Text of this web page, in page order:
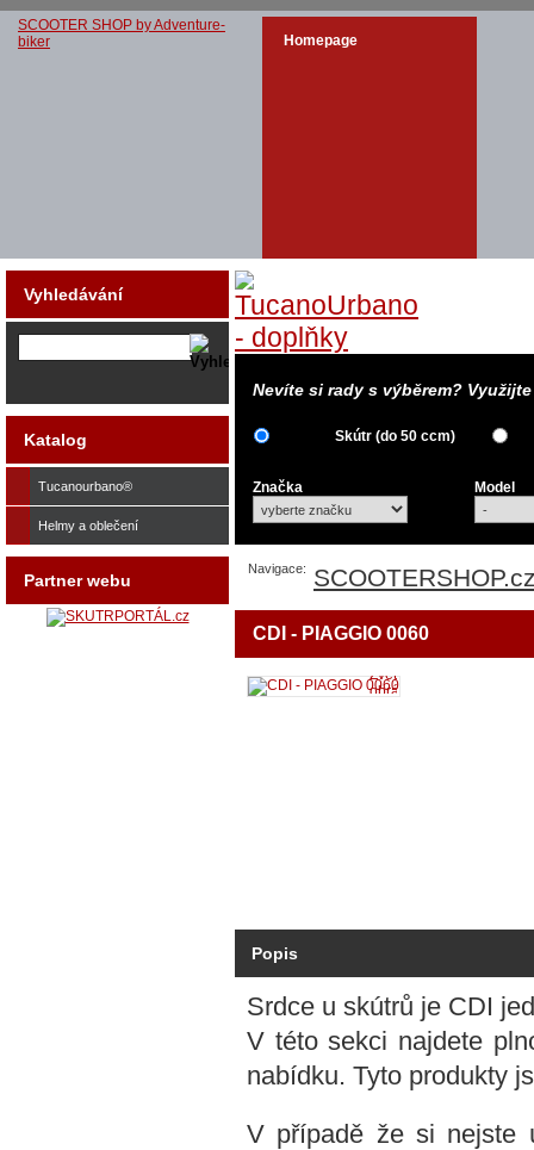
SCOOTER SHOP by Adventure-
biker
Homepage
Nevíte si rady s výběrem?
Skútr (do 50 ccm)
Značka Model
Navigace:
CDI - PIAGGIO 0060
Zvětšit
obrázek
Popis
Srdce u skútrů je CDI
V této sekci najdete
nabídku. Tyto produkty
V případě že si nejste
Vyhledávání
Katalog
Tucanourbano®
Helmy a oblečení
Partner webu